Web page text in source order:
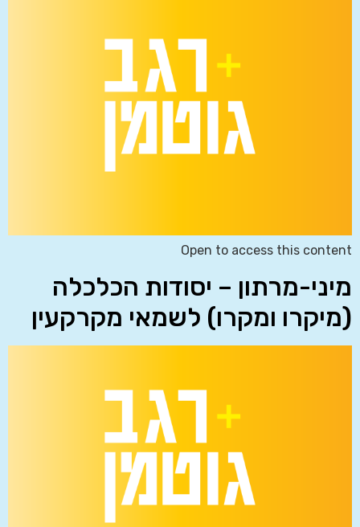
Open to access this content
מיני-מרתון – יסודות הכלכלה
(מיקרו ומקרו) לשמאי מקרקעין